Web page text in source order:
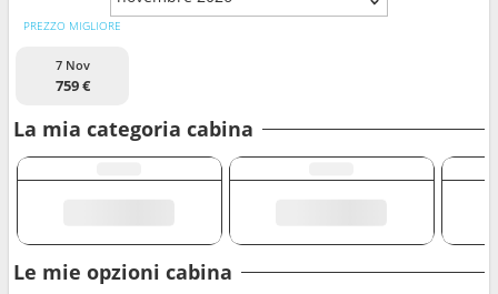
PREZZO MIGLIORE
7 Nov
759 €
La mia categoria cabina
Le mie opzioni cabina